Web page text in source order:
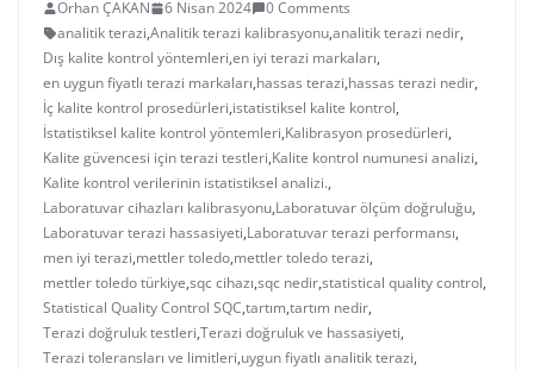
Orhan ÇAKAN 6 Nisan 2024
0 Comments
analitik terazi,Analitik terazi kalibrasyonu,analitik terazi nedir,
Dış kalite kontrol yöntemleri,en iyi terazi markaları,
en uygun fiyatlı terazi markaları,hassas terazi,hassas terazi nedir,
İç kalite kontrol prosedürleri,istatistiksel kalite kontrol,
İstatistiksel kalite kontrol yöntemleri,Kalibrasyon prosedürleri,
Kalite güvencesi için terazi testleri,Kalite kontrol numunesi analizi,
Kalite kontrol verilerinin istatistiksel analizi.,
Laboratuvar cihazları kalibrasyonu,Laboratuvar ölçüm doğruluğu,
Laboratuvar terazi hassasiyeti,Laboratuvar terazi performansı,
men iyi terazi,mettler toledo,mettler toledo terazi,
mettler toledo türkiye,sqc cihazı,sqc nedir,statistical quality control,
Statistical Quality Control SQC,tartım,tartım nedir,
Terazi doğruluk testleri,Terazi doğruluk ve hassasiyeti,
Terazi toleransları ve limitleri,uygun fiyatlı analitik terazi,